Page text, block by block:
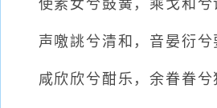
使素女兮鼓簧，乘戈和兮
声噭誂兮清和，音晏衍兮
咸欣欣兮酣乐，余眷眷兮